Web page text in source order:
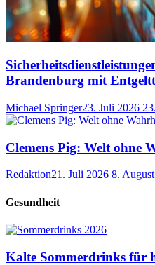
Brandenburg mit
Michael Springer23. Juli 2026
Clemens Pig: Welt ohne
Redaktion21. Juli 2026 8.
Gesundheit
Kalte Sommerdrinks für